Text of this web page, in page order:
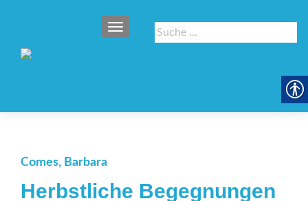
Suche
nach:
SCHALTE NAVIGATION
Comes, Barbara
Herbstliche Begegnungen